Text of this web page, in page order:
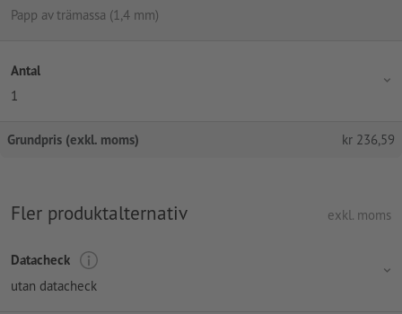
Papp av trämassa (1,4 mm)
Antal
1
Grundpris (exkl. moms) kr 236,59
Fler produktalternativ exkl. moms
Datacheck
utan datacheck